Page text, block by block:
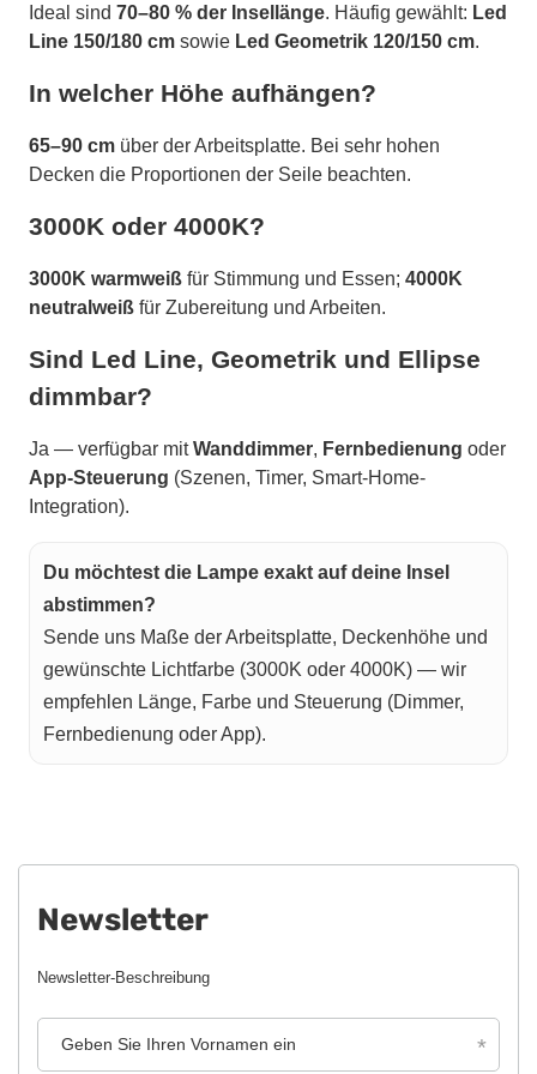
Ideal sind 70–80 % der Insellänge. Häufig gewählt: Led
Line 150/180 cm sowie Led Geometrik 120/150 cm.
In welcher Höhe aufhängen?
65–90 cm über der Arbeitsplatte. Bei sehr hohen
Decken die Proportionen der Seile beachten.
3000K oder 4000K?
3000K warmweiß für Stimmung und Essen; 4000K
neutralweiß für Zubereitung und Arbeiten.
Sind Led Line, Geometrik und Ellipse
dimmbar?
Ja — verfügbar mitWanddimmer, Fernbedienung oder
App-Steuerung (Szenen, Timer, Smart-Home-
Integration).
Du möchtest die Lampe exakt auf deine Insel
abstimmen?
Sende uns Maße der Arbeitsplatte, Deckenhöhe und
gewünschte Lichtfarbe (3000K oder 4000K) — wir
empfehlen Länge, Farbe und Steuerung (Dimmer,
Fernbedienung oder App).
Newsletter
Newsletter-Beschreibung
Geben Sie Ihren Vornamen ein